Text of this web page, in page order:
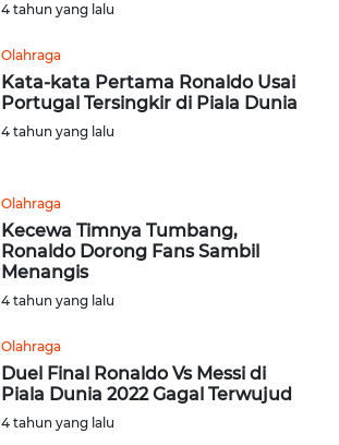
4 tahun yang lalu
Olahraga
Kata-kata Pertama Ronaldo Usai
Portugal Tersingkir di Piala Dunia
4 tahun yang lalu
Olahraga
Kecewa Timnya Tumbang,
Ronaldo Dorong Fans Sambil
Menangis
4 tahun yang lalu
Olahraga
Duel Final Ronaldo Vs Messi di
Piala Dunia 2022 Gagal Terwujud
4 tahun yang lalu